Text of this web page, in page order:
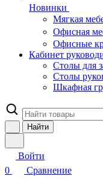
Новинки
Мягкая
Офисная
Офисные
Кабинет
Столы для
Столы
Шкафная
Найти
Войти
0
Сравнение